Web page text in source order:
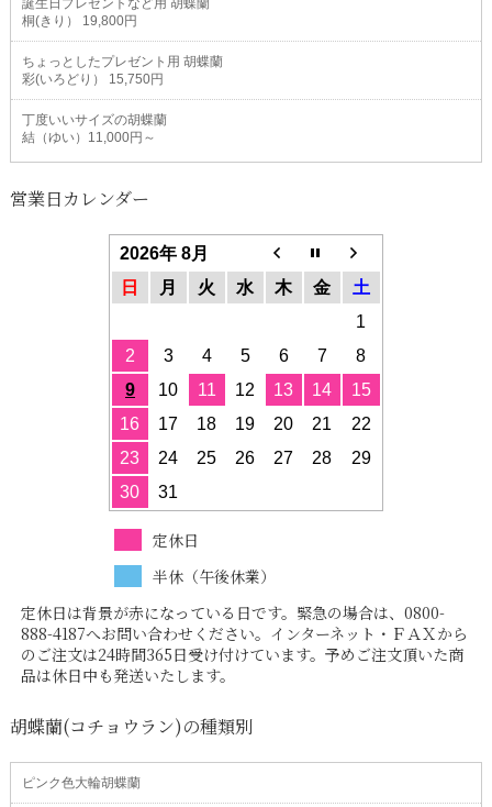
誕生日プレゼントなど用 胡蝶蘭
桐(きり） 19,800円
ちょっとしたプレゼント用 胡蝶蘭
彩(いろどり） 15,750円
丁度いいサイズの胡蝶蘭
結（ゆい）11,000円～
営業日カレンダー
2026年 8月
日
月 火 水 木 金
土
1
2
3 4 5 6 7
8
9
10 11 12 13 14
15
16
17 18 19 20 21
22
23
24 25 26 27 28
29
30
31
定休日
半休（午後休業）
定休日は背景が赤になっている日です。緊急の場合は、0800-
888-4187へお問い合わせください。インターネット・ＦＡＸから
のご注文は24時間365日受け付けています。予めご注文頂いた商
品は休日中も発送いたします。
胡蝶蘭(コチョウラン)の種類別
ピンク色大輪胡蝶蘭